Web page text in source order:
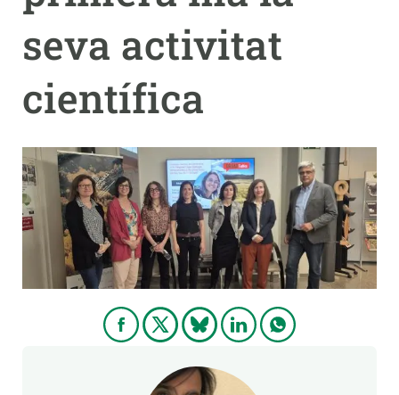
seva activitat
científica